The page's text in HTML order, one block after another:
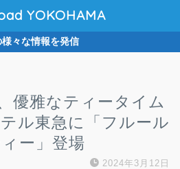
YOKOHAMA
々な情報を発信
優雅なティータイム
ル東急に「フルール
ー」登場
2024年3月12日